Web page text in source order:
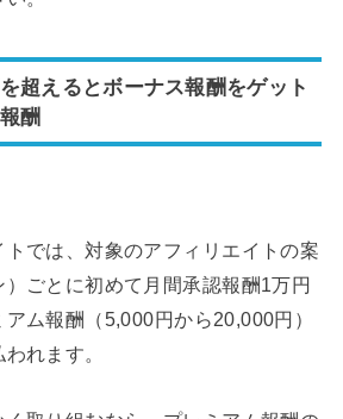
超えるとボーナス報酬をゲット
酬
トでは、対象のアフィリエイトの案
ごとに初めて月間承認報酬1万円
ム報酬（5,000円から20,000円）
れます。